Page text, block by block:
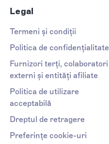
Legal
Termeni și condiții
Politica de confidențialitate
Furnizori terți, colaboratori
externi și entități afiliate
Politica de utilizare
acceptabilă
Dreptul de retragere
Preferințe cookie-uri